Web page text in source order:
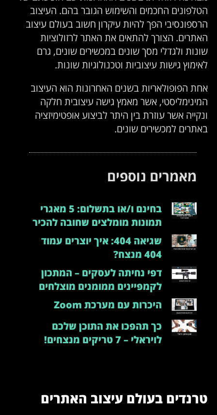
הטלפונים החכמים והשימוש הגובר בהם. העיצוב
הרספונסיבי הפך להיות עיקרון חשוב בעולם עיצוב
האתרים. הצורך להתאים את האתר לרזולוציות
שונות ולגדלי מסך שונים במכשירים שונים, גרם
לאימוץ גישות עיצוביות וטכנולוגיות שונות.
אחת הפופולאריות בשנים האחרונות הוא העיצוב
המינימליסטי, אשר מאמץ גישה עיצובית חלקה
ונקייה אשר עוזרת בין היתר לביצוע אופטימיזציה
באתרים למכשירים שונים.
מאמרים נוספים
בחינם ו/או בתשלום: 5 מאגרי
תמונות מומלצים שחובה להכיר
שגיאה 404: איך יוצרים עמוד
404 מנצח?
דפי נחיתה לעסקים – המתכון
לקמפיינים ממומנים מוצלחים
היכרות עם מערכת Zoom
כך תהפכו את התוכן שלכם
לויראלי – 7 טריקים מנצחים!
טרנדים בעולם עיצוב האתרים